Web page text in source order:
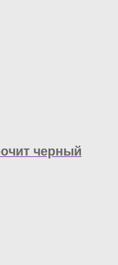
черный